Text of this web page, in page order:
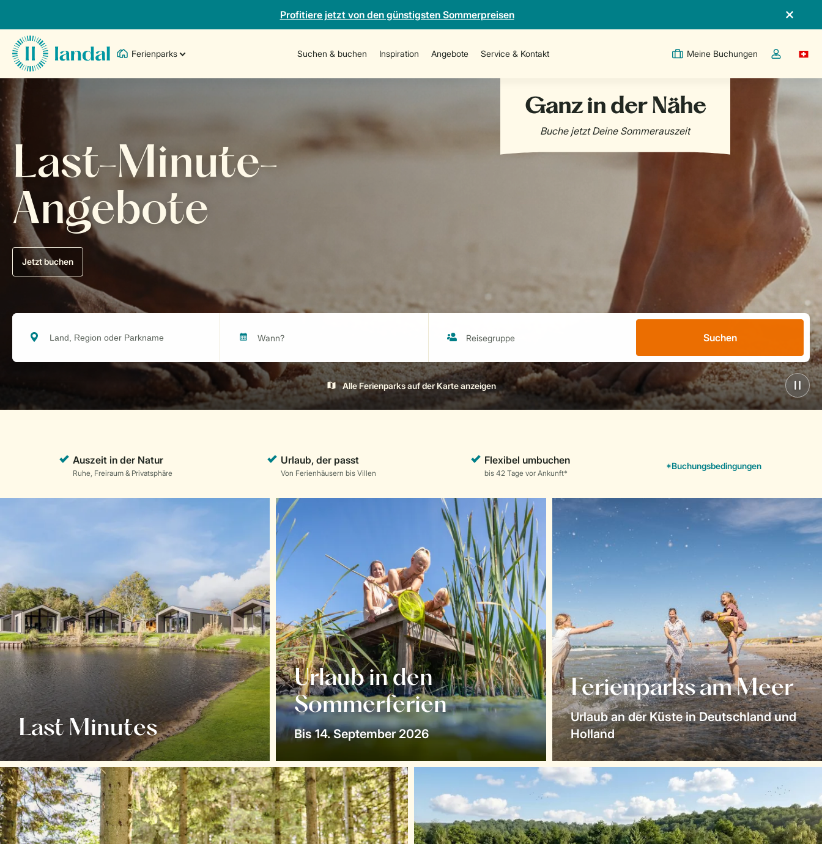
Profitiere jetzt von den günstigsten Sommerpreisen
Ferienparks Suchen & buchen Inspiration Angebote Service & Kontakt Meine Buchungen
Dropdown-
Last-Minute-
Angebote
Jetzt buchen
Suchen
Alle Ferienparks auf der Karte anzeigen
Last Minutes
Urlaub in den
Sommerferien
Bis 14. September 2026
Ferienparks am Meer
Urlaub an der Küste in Deutschland und
Holland